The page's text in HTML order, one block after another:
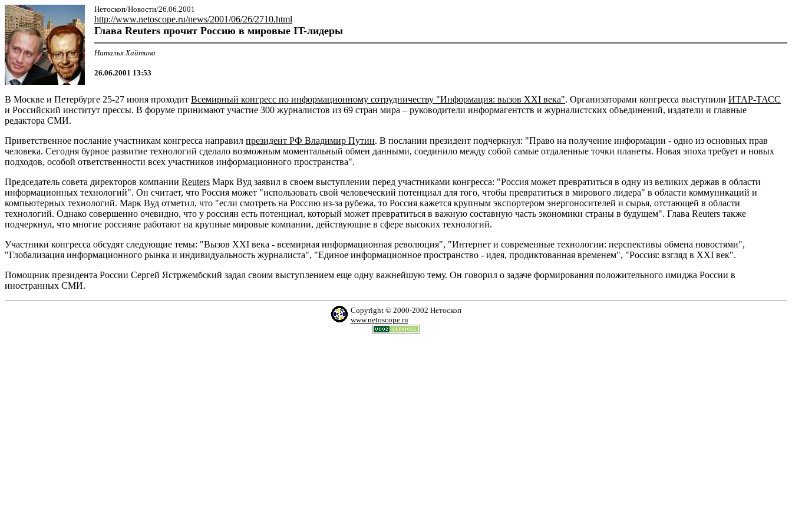
Нетоскоп/Новости/26.06.2001
http://www.netoscope.ru/news/2001/06/26/2710.html
Глава Reuters прочит Россию в мировые IT-лидеры
Наталья Хайтина
26.06.2001 13:53
В Москве и Петербурге 25-27 июня проходит Всемирный конгресс по информационному сотрудничеству "Информация: вызов XXI века". Организаторами конгресса выступили ИТАР-ТАСС
и Российский институт прессы. В форуме принимают участие 300 журналистов из 69 стран мира – руководители информагентств и журналистских объединений, издатели и главные
редактора СМИ.
Приветственное послание участникам конгресса направил президент РФ Владимир Путин. В послании президент подчеркнул: "Право на получение информации - одно из основных прав
человека. Сегодня бурное развитие технологий сделало возможным моментальный обмен данными, соединило между собой самые отдаленные точки планеты. Новая эпоха требует и новых
подходов, особой ответственности всех участников информационного пространства".
Председатель совета директоров компании Reuters Марк Вуд заявил в своем выступлении перед участниками конгресса: "Россия может превратиться в одну из великих держав в области
информационных технологий". Он считает, что Россия может "использовать свой человеческий потенциал для того, чтобы превратиться в мирового лидера" в области коммуникаций и
компьютерных технологий. Марк Вуд отметил, что "если смотреть на Россию из-за рубежа, то Россия кажется крупным экспортером энергоносителей и сырья, отстающей в области
технологий. Однако совершенно очевидно, что у россиян есть потенциал, который может превратиться в важную составную часть экономики страны в будущем". Глава Reuters также
подчеркнул, что многие россияне работают на крупные мировые компании, действующие в сфере высоких технологий.
Участники конгресса обсудят следующие темы: "Вызов XXI века - всемирная информационная революция", "Интернет и современные технологии: перспективы обмена новостями",
"Глобализация информационного рынка и индивидуальность журналиста", "Единое информационное пространство - идея, продиктованная временем", "Россия: взгляд в XXI век".
Помощник президента России Сергей Ястржембский задал своим выступлением еще одну важнейшую тему. Он говорил о задаче формирования положительного имиджа России в
иностранных СМИ.
Copyright © 2000-2002 Нетоскоп
www.netoscope.ru